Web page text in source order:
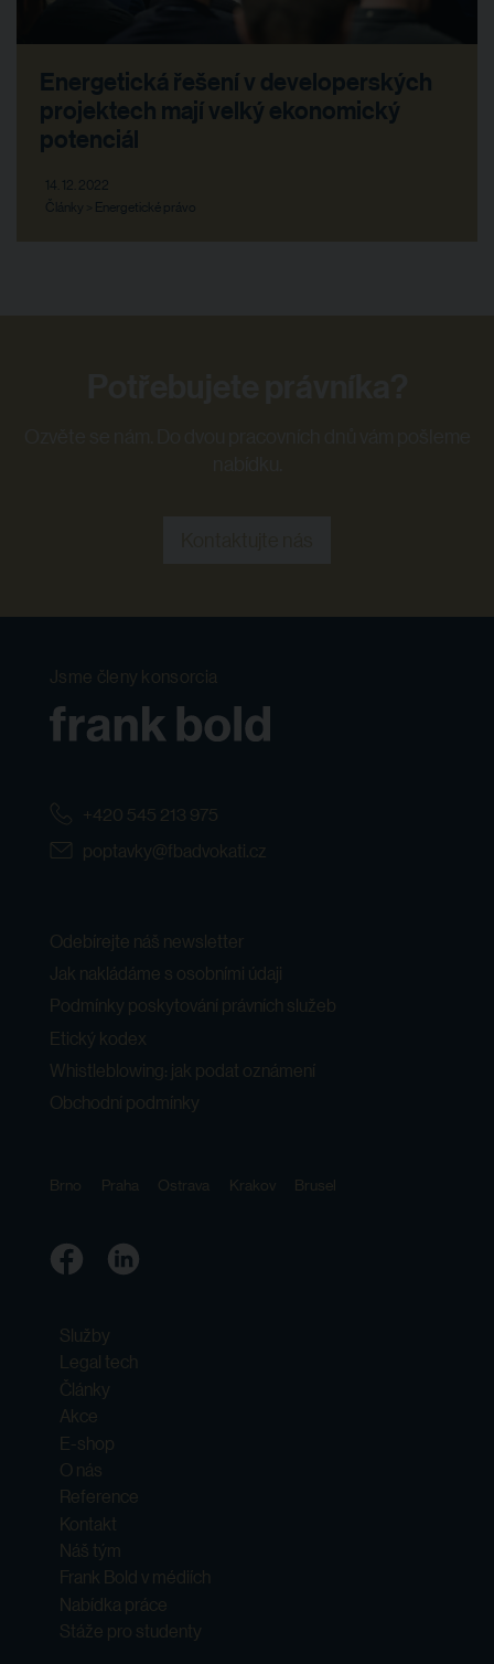
Energetická řešení v developerských
projektech mají velký ekonomický
potenciál
14. 12. 2022
Články > Energetické právo
Jsme členy konsorcia
+420 545 213 975
poptavky@fbadvokati.cz
Odebírejte náš newsletter
Jak nakládáme s osobními údaji
Podmínky poskytování právních služeb
Etický kodex
Whistleblowing: jak podat oznámení
Obchodní podmínky
Brno Praha Ostrava Krakov Brusel
Služby
Legal tech
Články
Akce
E-shop
O nás
Reference
Kontakt
Náš tým
Frank Bold v médiích
Nabídka práce
Stáže pro studenty